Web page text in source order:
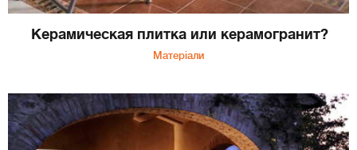
Керамическая плитка или керамогранит?
Матеріали